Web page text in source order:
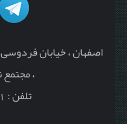
اصفهان ، خیابان
، مجتمع
تلفن : 36643711